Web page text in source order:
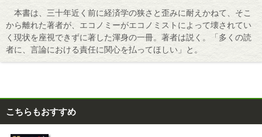
本書は、三十年近く前に経済学の狭さと歪みに耐えかねて、そこ
から離れた著者が、エコノミーがエコノミストによって壊されてい
く現状を座視できずに著した渾身の一冊。著者は説く。「多くの読
者に、言論における責任に関心を払ってほしい」と。
こちらもおすすめ